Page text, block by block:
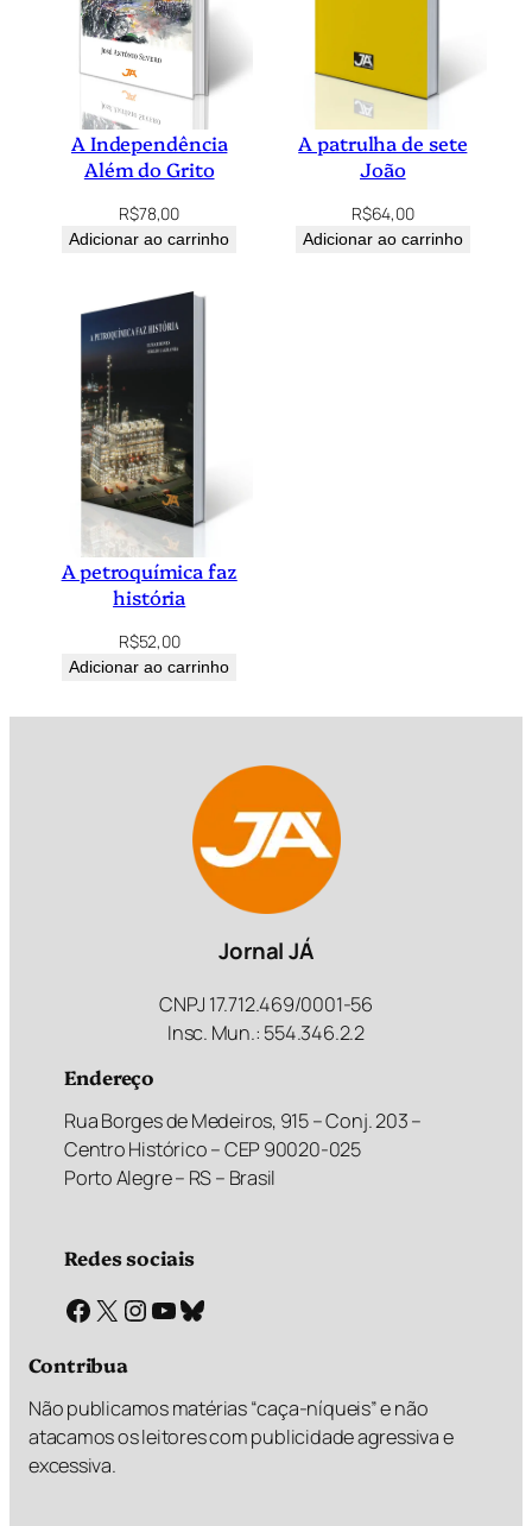
A Independência
Além do Grito
R$78,00
Adicionar ao carrinho
A patrulha de sete
João
R$64,00
Adicionar ao carrinho
A petroquímica faz
história
R$52,00
Adicionar ao carrinho
Jornal JÁ
CNPJ 17.712.469/0001-56
Insc. Mun.: 554.346.2.2
Endereço
Rua Borges de Medeiros, 915 – Conj. 203 –
Centro Histórico – CEP 90020-025
Porto Alegre – RS – Brasil
Redes sociais
Facebook X Instagram Youtube Bluesky
Contribua
Não publicamos matérias “caça-níqueis” e não
atacamos os leitores com publicidade agressiva e
excessiva.